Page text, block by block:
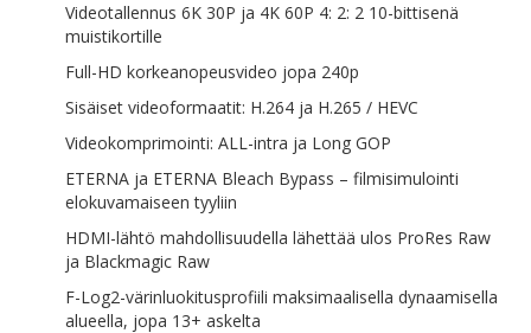
Videotallennus 6K 30P ja 4K 60P 4: 2: 2 10-bittisenä
muistikortille
Full-HD korkeanopeusvideo jopa 240p
Sisäiset videoformaatit: H.264 ja H.265 / HEVC
Videokomprimointi: ALL-intra ja Long GOP
ETERNA ja ETERNA Bleach Bypass – filmisimulointi
elokuvamaiseen tyyliin
HDMI-lähtö mahdollisuudella lähettää ulos ProRes Raw
ja Blackmagic Raw
F-Log2-värinluokitusprofiili maksimaalisella dynaamisella
alueella, jopa 13+ askelta